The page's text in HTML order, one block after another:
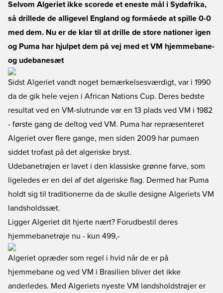
Selvom Algeriet ikke scorede et eneste mål i Sydafrika,
så drillede de alligevel England og formåede at spille 0-0
med dem. Nu er de klar til at drille de store nationer igen
og Puma har hjulpet dem på vej med et VM hjemmebane-
og udebanesæt
Sidst Algeriet vandt noget bemærkelsesværdigt, var i 1990
da de gik hele vejen i African Nations Cup. Deres bedste
resultat ved en VM-slutrunde var en 13 plads ved VM i 1982
- første gang de deltog ved VM. Puma har repræsenteret
Algeriet over flere gange, men siden 2009 har pumaen
siddet trofast på det algeriske bryst.
Udebanetrøjen er lavet i den klassiske grønne farve, som
ligeledes er en del af det algeriske flag. Dermed har Puma
holdt sig til traditionerne da de skulle designe Algeriets VM
landsholdssæt.
Ligger Algeriet dit hjerte nært? Forudbestil deres
hjemmebanetrøje nu - kun 499,-
Algeriet opræder som regel i hvid når de er på
hjemmebane og ved VM i Brasilien bliver det ikke
anderledes. Med Algeriets nyeste VM landsholdstrøjer er